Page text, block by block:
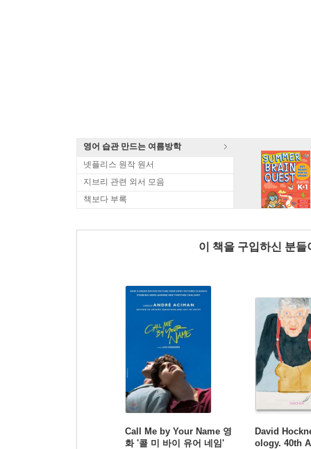
영어 습관 만드는 여름방학
넷플리스 원작 원서
지브리 관련 외서 모음
책보다 부록
이 책을 구입하신 분
Call Me by Your Name 영
화 '콜 미 바이 유어 네임'
David
ology. 40th